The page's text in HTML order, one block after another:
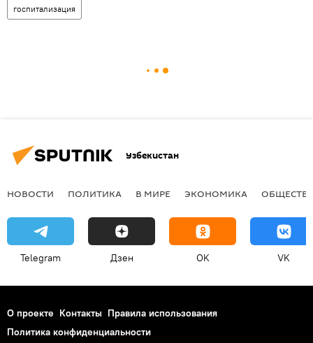
госпитализация
Узбекистан
НОВОСТИ ПОЛИТИКА В МИРЕ ЭКОНОМИКА
Telegram Дзен OK VK
О проекте Контакты Правила использования
Политика конфиденциальности